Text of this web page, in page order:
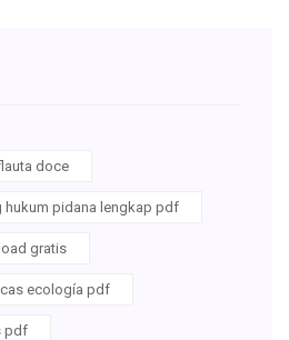
doce
hukum pidana lengkap pdf
gratis
ecología pdf
pdf